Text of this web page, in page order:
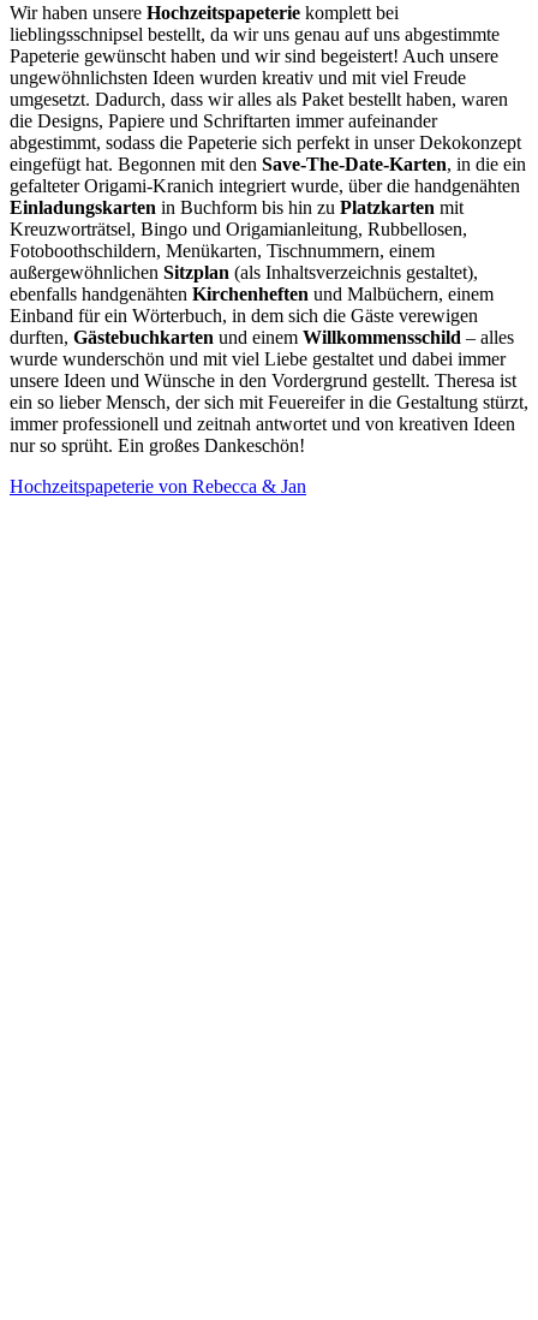
Wir haben unsere Hochzeitspapeterie komplett bei
lieblingsschnipsel bestellt, da wir uns genau auf uns abgestimmte
Papeterie gewünscht haben und wir sind begeistert! Auch unsere
ungewöhnlichsten Ideen wurden kreativ und mit viel Freude
umgesetzt. Dadurch, dass wir alles als Paket bestellt haben, waren
die Designs, Papiere und Schriftarten immer aufeinander
abgestimmt, sodass die Papeterie sich perfekt in unser Dekokonzept
eingefügt hat. Begonnen mit den Save-The-Date-Karten, in die ein
gefalteter Origami-Kranich integriert wurde, über die handgenähten
Einladungskarten in Buchform bis hin zu Platzkarten mit
Kreuzworträtsel, Bingo und Origamianleitung, Rubbellosen,
Fotoboothschildern, Menükarten, Tischnummern, einem
außergewöhnlichen Sitzplan (als Inhaltsverzeichnis gestaltet),
ebenfalls handgenähten Kirchenheften und Malbüchern, einem
Einband für ein Wörterbuch, in dem sich die Gäste verewigen
durften, Gästebuchkarten und einem Willkommensschild – alles
wurde wunderschön und mit viel Liebe gestaltet und dabei immer
unsere Ideen und Wünsche in den Vordergrund gestellt. Theresa ist
ein so lieber Mensch, der sich mit Feuereifer in die Gestaltung stürzt,
immer professionell und zeitnah antwortet und von kreativen Ideen
nur so sprüht. Ein großes Dankeschön!
Hochzeitspapeterie von Rebecca & Jan